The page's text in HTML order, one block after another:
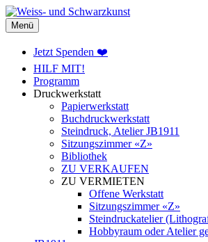
Weiss- und Schwarzkunst
Menü
Jetzt Spenden ❤️
HILF MIT!
Programm
Druckwerkstatt
Papierwerkstatt
Buchdruckwerkstatt
Steindruck, Atelier JB1911
Sitzungszimmer «Z»
Bibliothek
ZU VERKAUFEN
ZU VERMIETEN
Offene Werkstatt
Sitzungszimmer «Z»
Steindruckatelier
Hobbyraum oder Atelier